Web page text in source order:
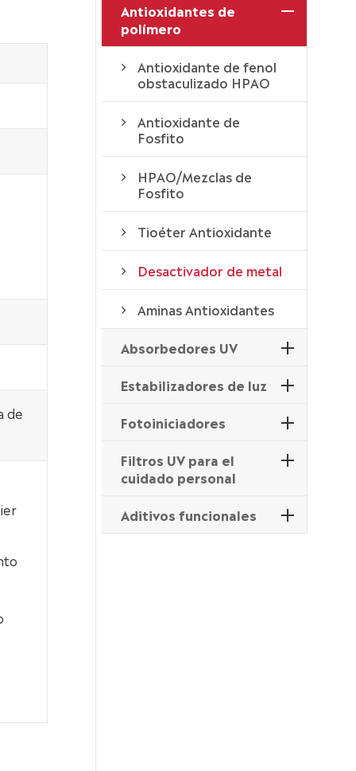
de
Antioxidantes de
polímero
Antioxidante de fenol
obstaculizado HPAO
Antioxidante de
Fosfito
HPAO/Mezclas de
Fosfito
Tioéter Antioxidante
Desactivador de metal
Aminas Antioxidantes
Absorbedores UV
Estabilizadores de luz
Fotoiniciadores
Filtros UV para el
cuidado personal
Aditivos funcionales